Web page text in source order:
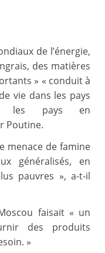
de l’énergie,
des matières
» « conduit à
vie dans les pays
les pays en
Poutine.
menace de famine
généralisés, en
pauvres », a-t-il
faisait « un
des produits
»